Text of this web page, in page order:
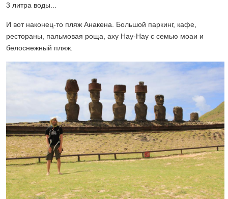
3 литра воды...
И вот наконец-то пляж Анакена. Большой паркинг, кафе,
рестораны, пальмовая роща, аху Нау-Нау с семью моаи и
белоснежный пляж.